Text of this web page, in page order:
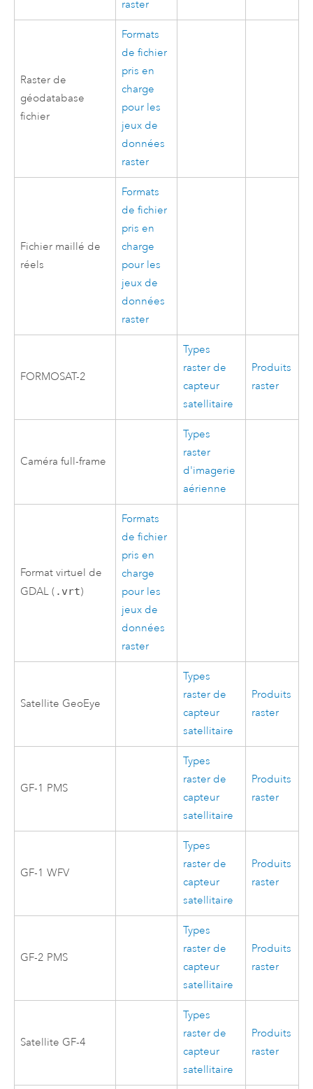
raster
Raster de
géodatabase
fichier
Formats
de fichier
pris en
charge
pour les
jeux de
données
raster
Fichier maillé de
réels
Formats
de fichier
pris en
charge
pour les
jeux de
données
raster
FORMOSAT-2
Types
raster de
capteur
satellitaire
Produits
raster
Caméra full-frame
Types
raster
d'imagerie
aérienne
Format virtuel de
GDAL ( .vrt)
Formats
de fichier
pris en
charge
pour les
jeux de
données
raster
Satellite GeoEye
Types
raster de
capteur
satellitaire
Produits
raster
GF-1 PMS
Types
raster de
capteur
satellitaire
Produits
raster
GF-1 WFV
Types
raster de
capteur
satellitaire
Produits
raster
GF-2 PMS
Types
raster de
capteur
satellitaire
Produits
raster
Satellite GF-4
Types
raster de
capteur
satellitaire
Produits
raster